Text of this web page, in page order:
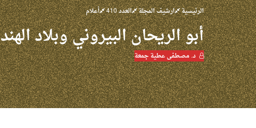
الرئيسية ارشيف المجلة العدد 410 أعلام
أبو الريحان البيروني وبلاد الهند
د. مصطفى عطية جمعة